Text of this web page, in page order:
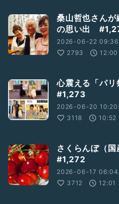
桑山哲也さん
の思い出
2026-06-22
2793
12:00
心震える「パ
#1,273
2026-06-20
3118
10:52
さくらんぼ（
#1,272
2026-06-17
3712
12:01